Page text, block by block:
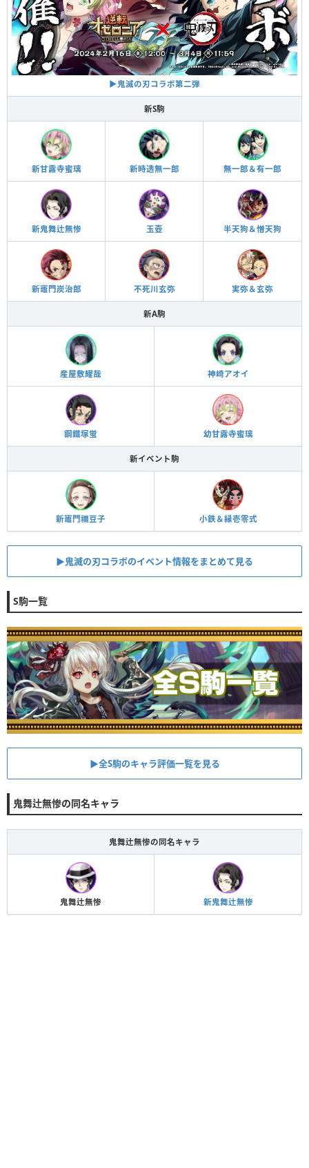
▶︎鬼滅の刃コラボ第二弾
新S駒
新甘露寺蜜璃 新時透無一郎 無一郎＆有一郎
新鬼舞辻無惨 玉壺 半天狗＆憎天狗
新竈門炭治郎 不死川玄弥 実弥＆玄弥
新A駒
産屋敷耀哉 神崎アオイ
鋼鐵塚蛍 幼甘露寺蜜璃
新イベント駒
新竈門禰豆子 小鉄＆縁壱零式
▶︎鬼滅の刃コラボのイベント情報をまとめて見る
S駒一覧
▶︎全S駒のキャラ評価一覧を見る
鬼舞辻無惨の同名キャラ
鬼舞辻無惨の同名キャラ
鬼舞辻無惨 新鬼舞辻無惨